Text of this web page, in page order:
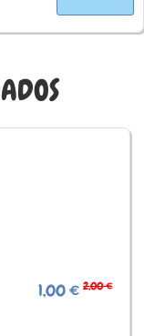
1,00 € 2,00 €